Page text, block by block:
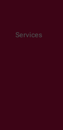
Services